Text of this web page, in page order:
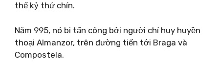
thế kỷ thứ chín.
Năm 995, nó bị tấn công bởi người chỉ huy huyền
thoại Almanzor, trên đường tiến tới Braga và
Compostela.